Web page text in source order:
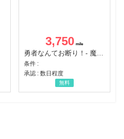
3,750
条件 :
承認 : 数日程度
無料